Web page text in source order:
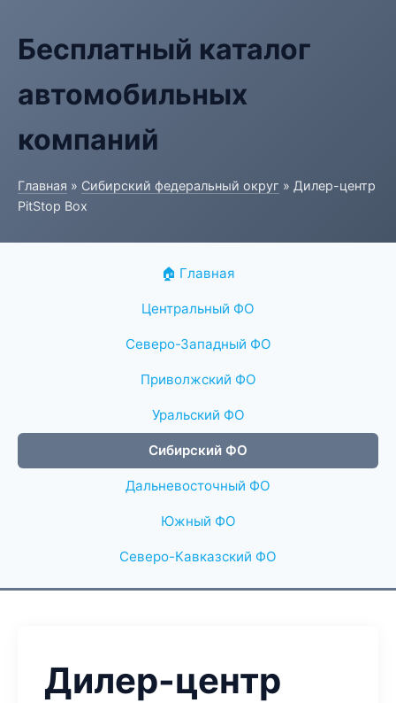
Бесплатный каталог
автомобильных
компаний
Главная » Сибирский федеральный округ » Дилер-центр
PitStop Box
🏠 Главная
Центральный ФО
Северо-Западный ФО
Приволжский ФО
Уральский ФО
Сибирский ФО
Дальневосточный ФО
Южный ФО
Северо-Кавказский ФО
Дилер-центр